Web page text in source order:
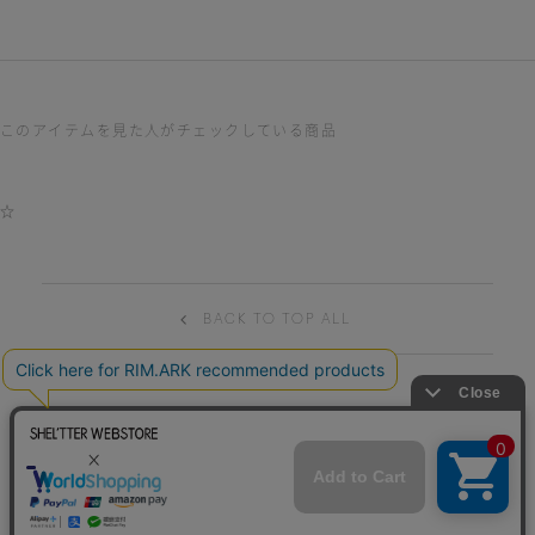
このアイテムを見た人がチェックしている商品
☆
BACK TO TOP ALL
HELP TERM OF USE PRIVACY POLICY
CONTACT